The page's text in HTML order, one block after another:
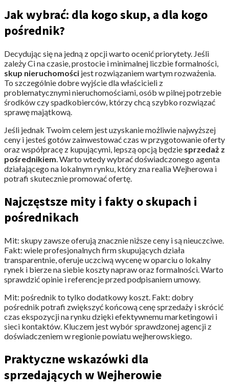
Jak wybrać: dla kogo skup, a dla kogo
pośrednik?
Decydując się na jedną z opcji warto ocenić priorytety. Jeśli
zależy Ci na czasie, prostocie i minimalnej liczbie formalności,
skup nieruchomości jest rozwiązaniem wartym rozważenia.
To szczególnie dobre wyjście dla właścicieli z
problematycznymi nieruchomościami, osób w pilnej potrzebie
środków czy spadkobierców, którzy chcą szybko rozwiązać
sprawę majątkową.
Jeśli jednak Twoim celem jest uzyskanie możliwie najwyższej
ceny i jesteś gotów zainwestować czas w przygotowanie oferty
oraz współpracę z kupującymi, lepszą opcją będzie sprzedaż z
pośrednikiem. Warto wtedy wybrać doświadczonego agenta
działającego na lokalnym rynku, który zna realia Wejherowa i
potrafi skutecznie promować ofertę.
Najczęstsze mity i fakty o skupach i
pośrednikach
Mit: skupy zawsze oferują znacznie niższe ceny i są nieuczciwe.
Fakt: wiele profesjonalnych firm skupujących działa
transparentnie, oferuje uczciwą wycenę w oparciu o lokalny
rynek i bierze na siebie koszty napraw oraz formalności. Warto
sprawdzić opinie i referencje przed podpisaniem umowy.
Mit: pośrednik to tylko dodatkowy koszt. Fakt: dobry
pośrednik potrafi zwiększyć końcową cenę sprzedaży i skrócić
czas ekspozycji na rynku dzięki efektywnemu marketingowi i
sieci kontaktów. Kluczem jest wybór sprawdzonej agencji z
doświadczeniem w regionie powiatu wejherowskiego.
Praktyczne wskazówki dla
sprzedających w Wejherowie